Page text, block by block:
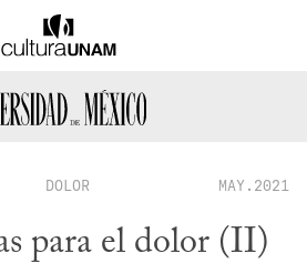
DOLOR MAY.2021
para el dolor (II)